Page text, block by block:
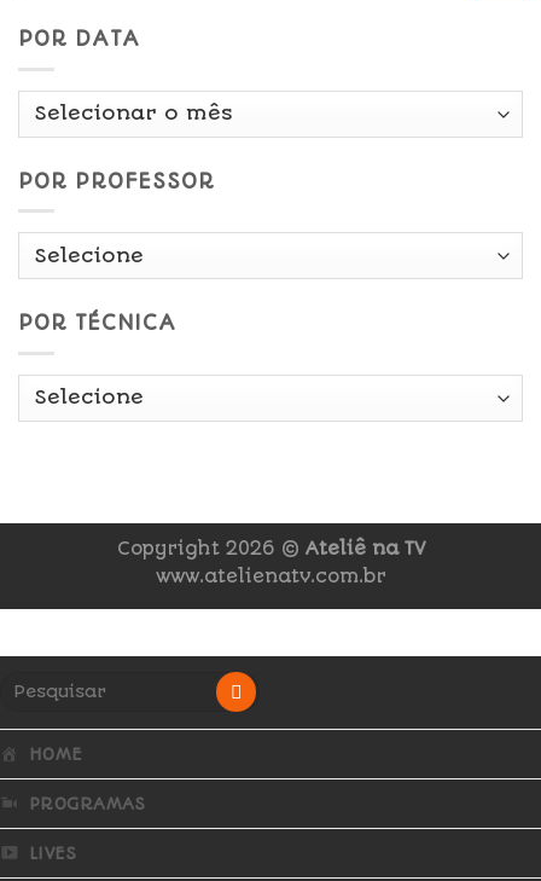
POR DATA
Por
POR PROFESSOR
POR TÉCNICA
Copyright 2026 © Ateliê na TV
www.atelienatv.com.br
HOME
PROGRAMAS
LIVES